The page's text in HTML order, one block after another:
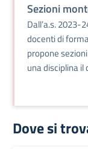
Sezioni
Dall’a.s. 2023-
docenti di
propone
una disciplina il
Dove si